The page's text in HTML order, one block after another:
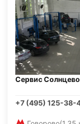
Сервис Солнцево
+7 (495) 125-38-